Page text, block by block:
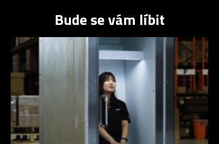
Bude se vám líbit